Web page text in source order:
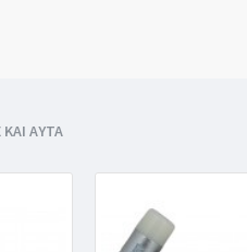
ΚΑΙ ΑΥΤΑ